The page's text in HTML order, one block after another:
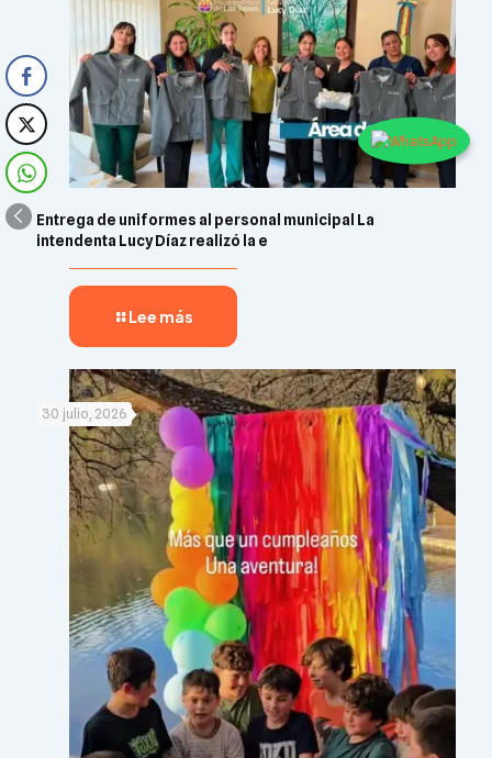
Entrega de uniformes al personal municipal La
intendenta Lucy Díaz realizó la e
Lee más
30 julio, 2026